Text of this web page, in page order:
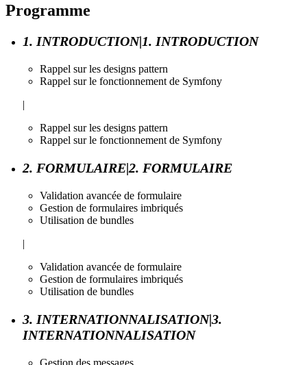
Programme
1. INTRODUCTION|1. INTRODUCTION
Rappel sur les designs pattern
Rappel sur le fonctionnement de Symfony
|
Rappel sur les designs pattern
Rappel sur le fonctionnement de Symfony
2. FORMULAIRE|2. FORMULAIRE
Validation avancée de formulaire
Gestion de formulaires imbriqués
Utilisation de bundles
|
Validation avancée de formulaire
Gestion de formulaires imbriqués
Utilisation de bundles
3. INTERNATIONNALISATION|3.
INTERNATIONNALISATION
Gestion des messages